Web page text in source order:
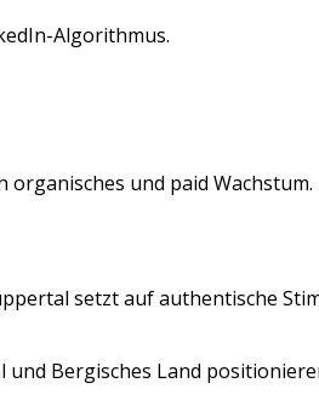
-Algorithmus.
organisches und paid Wachstum.
setzt auf authentische
Bergisches Land